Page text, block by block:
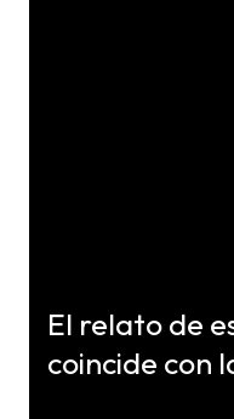
El relato de
coincide con